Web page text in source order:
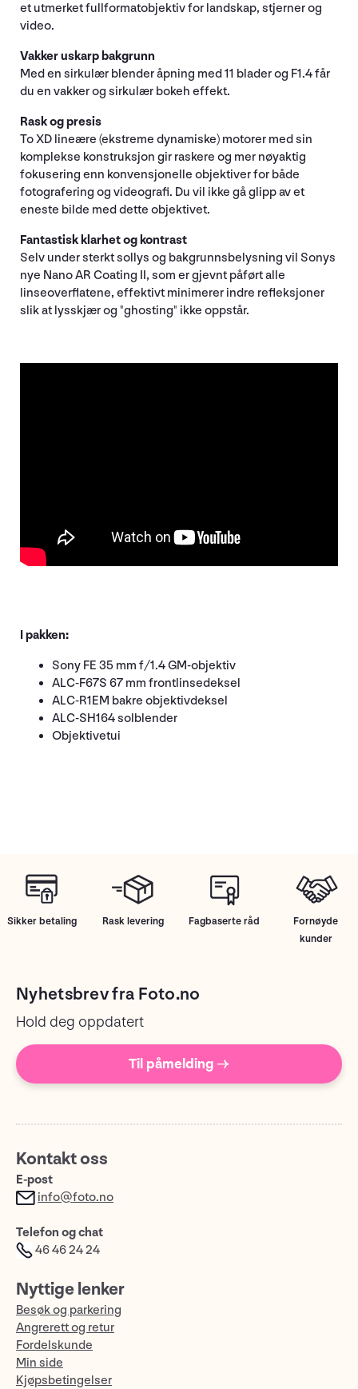
et utmerket fullformatobjektiv for landskap, stjerner og
video.
Vakker uskarp bakgrunn
Med en sirkulær blender åpning med 11 blader og F1.4 får
du en vakker og sirkulær bokeh effekt.
Rask og presis
To XD lineære (ekstreme dynamiske) motorer med sin
komplekse konstruksjon gir raskere og mer nøyaktig
fokusering enn konvensjonelle objektiver for både
fotografering og videografi. Du vil ikke gå glipp av et
eneste bilde med dette objektivet.
Fantastisk klarhet og kontrast
Selv under sterkt sollys og bakgrunnsbelysning vil Sonys
nye Nano AR Coating II, som er gjevnt påført alle
linseoverflatene, effektivt minimerer indre refleksjoner
slik at lysskjær og "ghosting" ikke oppstår.
I pakken:
Sony FE 35 mm f/1.4 GM-objektiv
ALC-F67S 67 mm frontlinsedeksel
ALC-R1EM bakre objektivdeksel
ALC-SH164 solblender
Objektivetui
Sikker betaling Rask levering Fagbaserte råd
Fornøyde
kunder
Nyhetsbrev fra Foto.no
Hold deg oppdatert
Til påmelding →
Kontakt oss
E-post
info@foto.no
Telefon og chat
46 46 24 24
Nyttige lenker
Besøk og parkering
Angrerett og retur
Fordelskunde
Min side
Kjøpsbetingelser